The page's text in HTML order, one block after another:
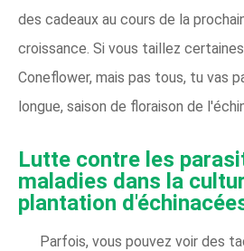
des cadeaux au cours de la
croissance. Si vous taillez
Coneflower, mais pas tous, tu vas
longue, saison de floraison de
Lutte contre les
maladies dans la
plantation
Parfois, vous pouvez voir des